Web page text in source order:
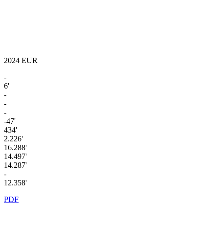
2024 EUR
-
6'
-
-
-
-47'
434'
2.226'
16.288'
14.497'
14.287'
-
12.358'
PDF